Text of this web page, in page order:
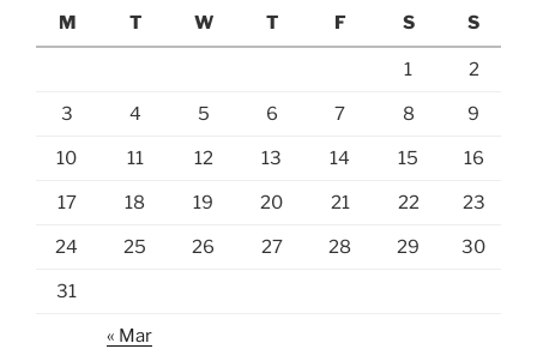
M
T W T F S S
1 2
3 4 5 6 7 8 9
10 11 12 13 14 15 16
17 18 19 20 21 22 23
24 25 26 27 28 29 30
31
« Mar